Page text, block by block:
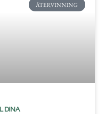
ÅTERVINNING
DINA